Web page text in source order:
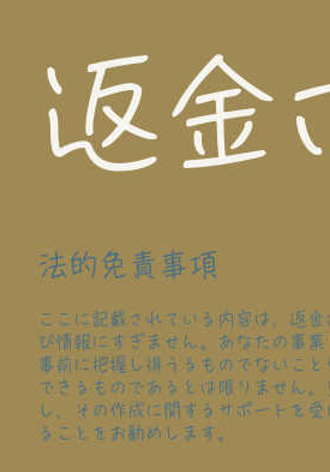
返金
法的免責事項
ここに記載されている内容は、返
び情報にすぎません。あなたの事
事前に把握し得うるものでないこ
できるものであるとは限りません
し、その作成に関するサポートを
ることをお勧めします。